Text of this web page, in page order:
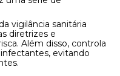
vigilância sanitária
diretrizes e
Além disso, controla
infectantes, evitando